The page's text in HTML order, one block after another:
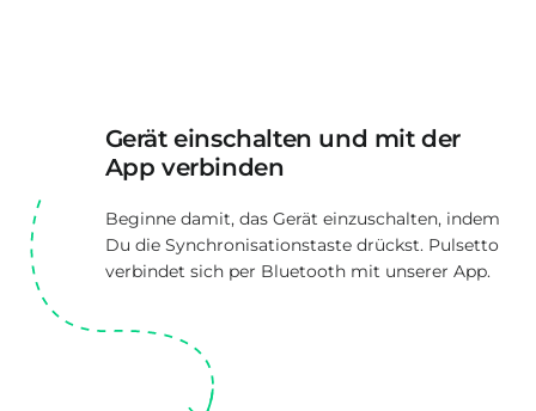
Gerät einschalten und mit der
App verbinden
Beginne damit, das Gerät einzuschalten, indem
Du die Synchronisationstaste drückst. Pulsetto
verbindet sich per Bluetooth mit unserer App.